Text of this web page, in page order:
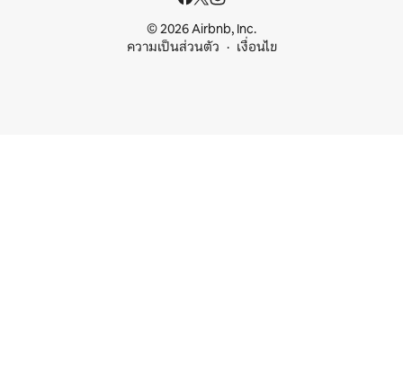
© 2026 Airbnb, Inc.
ความเป็นส่วนตัว
เงื่อนไข